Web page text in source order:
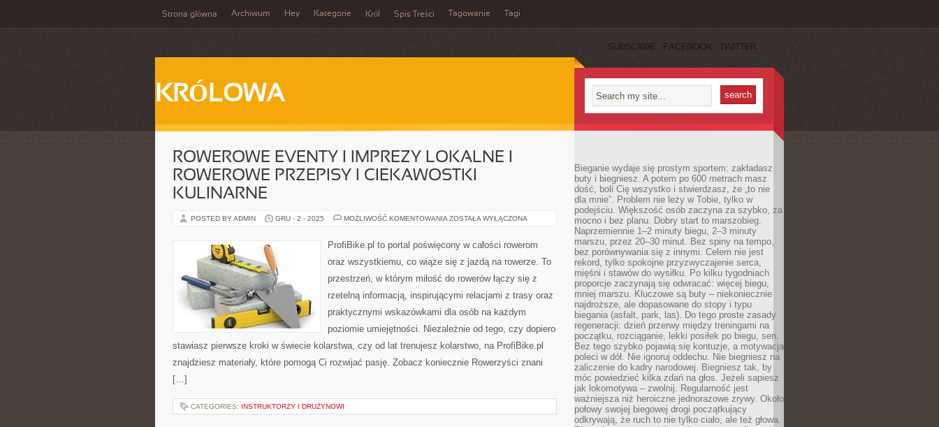
Strona główna Archiwum Hey Kategorie Król Spis Treści Tagowanie Tagi
SUBSCRIBE FACEBOOK TWITTER
KRÓLOWA
ROWEROWE EVENTY I IMPREZY LOKALNE I
ROWEROWE PRZEPISY I CIEKAWOSTKI
KULINARNE
POSTED BY ADMIN GRU - 2 - 2025 MOŻLIWOŚĆ KOMENTOWANIA ROWEROWE
LOKALNE
ROWEROWE
I
KULINARNE
ZOSTAŁA WYŁĄCZONA
ProfiBike.pl to portal poświęcony w całości rowerom
oraz wszystkiemu, co wiąże się z jazdą na rowerze. To
przestrzeń, w którym miłość do rowerów łączy się z
rzetelną informacją, inspirującymi relacjami z trasy oraz
praktycznymi wskazówkami dla osób na każdym
poziomie umiejętności. Niezależnie od tego, czy dopiero
stawiasz pierwsze kroki w świecie kolarstwa, czy od lat trenujesz kolarstwo, na ProfiBike.pl
znajdziesz materiały, które pomogą Ci rozwijać pasję. Zobacz koniecznie Rowerzyści znani
[…]
CATEGORIES: INSTRUKTORZY I DRUŻYNOWI
Bieganie wydaje się prostym sportem: zakładasz
buty i biegniesz. A potem po 600 metrach masz
dość, boli Cię wszystko i stwierdzasz, że „to nie
dla mnie”. Problem nie leży w Tobie, tylko w
podejściu. Większość osób zaczyna za szybko, za
mocno i bez planu. Dobry start to marszobieg.
Naprzemiennie 1–2 minuty biegu, 2–3 minuty
marszu, przez 20–30 minut. Bez spiny na tempo,
bez porównywania się z innymi. Celem nie jest
rekord, tylko spokojne przyzwyczajenie serca,
mięśni i stawów do wysiłku. Po kilku tygodniach
proporcje zaczynają się odwracać: więcej biegu,
mniej marszu. Kluczowe są buty – niekoniecznie
najdroższe, ale dopasowane do stopy i typu
biegania (asfalt, park, las). Do tego proste zasady
regeneracji: dzień przerwy między treningami na
początku, rozciąganie, lekki posiłek po biegu, sen.
Bez tego szybko pojawią się kontuzje, a motywacja
poleci w dół. Nie ignoruj oddechu. Nie biegniesz na
zaliczenie do kadry narodowej. Biegniesz tak, by
móc powiedzieć kilka zdań na głos. Jeżeli sapiesz
jak lokomotywa – zwolnij. Regularność jest
ważniejsza niż heroiczne jednorazowe zrywy. Około
połowy swojej biegowej drogi początkujący
odkrywają, że ruch to nie tylko ciało, ale też głowa.